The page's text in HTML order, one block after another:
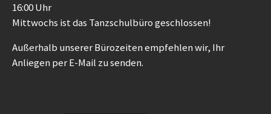
16:00 Uhr
Mittwochs ist das Tanzschulbüro geschlossen!
Außerhalb unserer Bürozeiten empfehlen wir, Ihr
Anliegen per E-Mail zu senden.